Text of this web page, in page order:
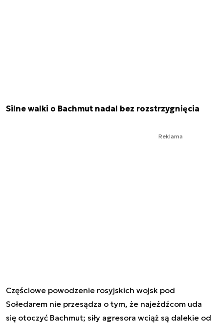
Silne walki o Bachmut nadal bez rozstrzygnięcia
Reklama
Częściowe powodzenie rosyjskich wojsk pod
Sołedarem nie przesądza o tym, że najeźdźcom uda
się otoczyć Bachmut; siły agresora wciąż są dalekie od